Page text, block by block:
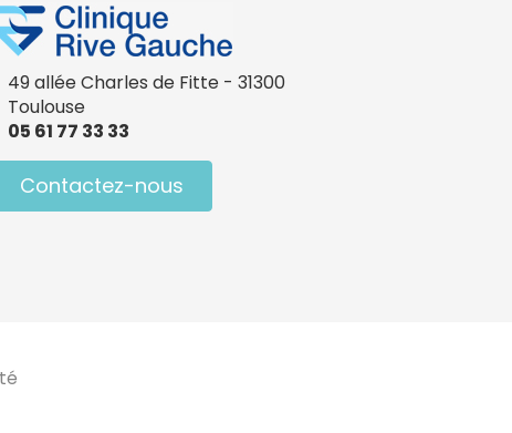
49 allée Charles de Fitte - 31300
Toulouse
05 61 77 33 33
Contactez-nous
Personnalisez vos préférences pour